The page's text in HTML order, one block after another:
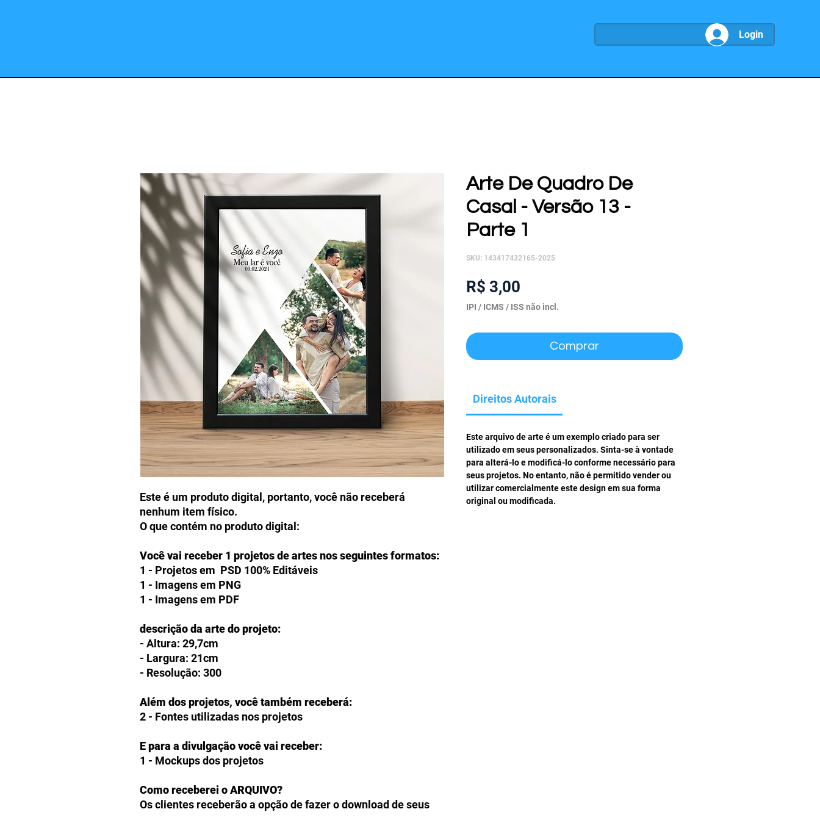
Login
Este é um produto digital, portanto, você não receberá
nenhum item físico.
O que contém no produto digital:
Você vai receber 1 projetos de artes nos seguintes formatos:
1 - Projetos em PSD 100% Editáveis
1 - Imagens em PNG
1 - Imagens em PDF
descrição da arte do projeto:
- Altura: 29,7cm
- Largura: 21cm
- Resolução: 300
Além dos projetos, você também receberá:
2 - Fontes utilizadas nos projetos
E para a divulgação você vai receber:
1 - Mockups dos projetos
Como receberei o ARQUIVO?
Os clientes receberão a opção de fazer o download de seus
Arte De Quadro De
Casal - Versão 13 -
Parte 1
SKU: 143417432165-2025
R$ 3,00
IPI / ICMS / ISS não incl.
Comprar
Direitos Autorais
Este arquivo de arte é um exemplo criado para ser
utilizado em seus personalizados. Sinta-se à vontade
para alterá-lo e modificá-lo conforme necessário para
seus projetos. No entanto, não é permitido vender ou
utilizar comercialmente este design em sua forma
original ou modificada.